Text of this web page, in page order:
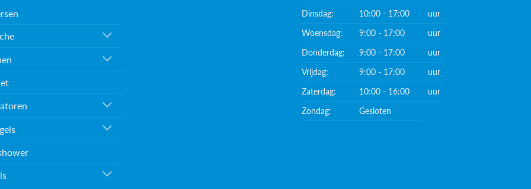
Dinsdag:
10:00 - 17:00
uur
Woensdag:
9:00 - 17:00
uur
Donderdag:
9:00 - 17:00
uur
Vrijdag:
9:00 - 17:00
uur
Zaterdag:
10:00 - 16:00
uur
Zondag:
Gesloten